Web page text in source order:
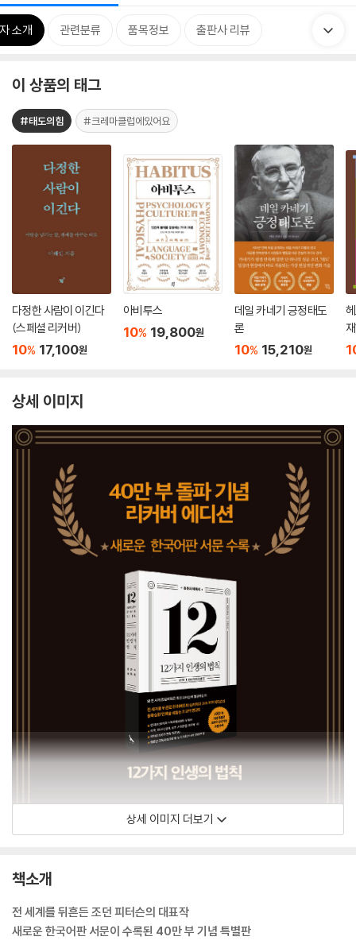
소개 관련분류 품목정보 출판사 리뷰
이 상품의 태그
#태도의힘 #크레마클럽에있어요
다정한 사람이 이긴다
(스페셜 리커버)
10% 17,100원
아비투스
10% 19,800원
데일 카네기 긍정태도
론
10% 15,210원
상세 이미지
상세 이미지 더보기
책소개
전 세계를 뒤흔든 조던 피터슨의 대표작
새로운 한국어판 서문이 수록된 40만 부 기념 특별판